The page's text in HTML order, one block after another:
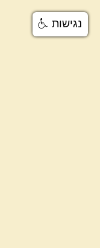
נגישות